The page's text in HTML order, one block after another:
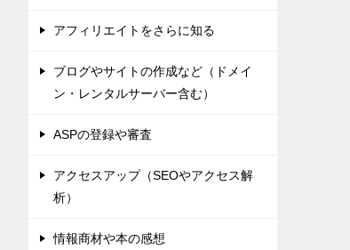
アフィリエイトをさらに知る
ブログやサイトの作成など（ドメイ
ン・レンタルサーバー含む）
ASPの登録や審査
アクセスアップ（SEOやアクセス解
析）
情報商材や本の感想